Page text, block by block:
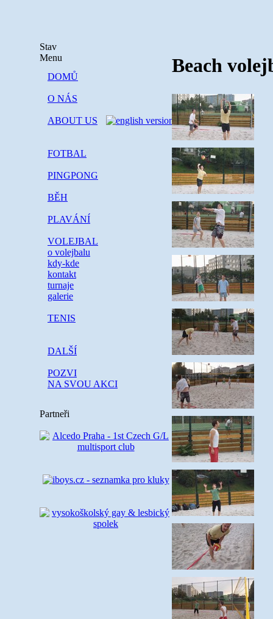
Stav
Menu
DOMŮ
O NÁS
ABOUT US
FOTBAL
PINGPONG
BĚH
PLAVÁNÍ
VOLEJBAL
o volejbalu
kdy-kde
kontakt
turnaje
galerie
TENIS
DALŠÍ
POZVI
NA SVOU AKCI
Partneři
Beach